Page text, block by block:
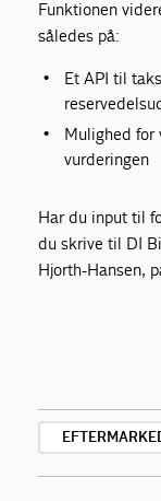
Funktionen
således på:
Et API til
Mulighed for
vurderingen
Har du input til
du skrive til DI
Hjorth-Hansen,